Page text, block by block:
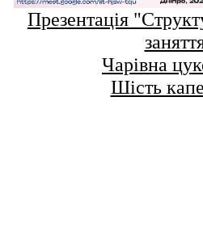
Презентація
Чарівна
Шість